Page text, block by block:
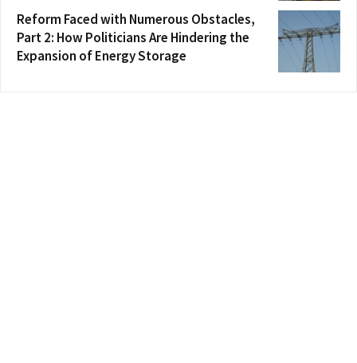
Reform Faced with Numerous Obstacles,
Part 2: How Politicians Are Hindering the
Expansion of Energy Storage